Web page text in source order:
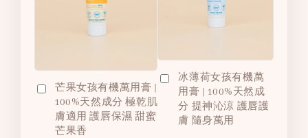
芒果女孩有機萬用膏 |
100%天然成分 極乾肌
膚適用 護唇保濕 甜蜜
芒果香
冰薄荷女孩有機萬
用膏 | 100%天然成
分 提神沁涼 護唇護
膚 隨身萬用